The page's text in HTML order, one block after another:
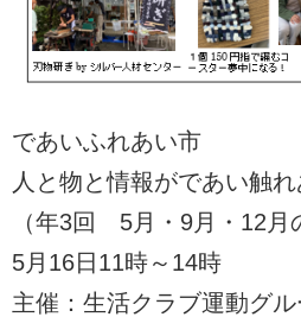
であいふれあい市
人と物と情報がであい触
（年3回 5月・9月・12月
5月16日11時～14時
主催：生活クラブ運動グ